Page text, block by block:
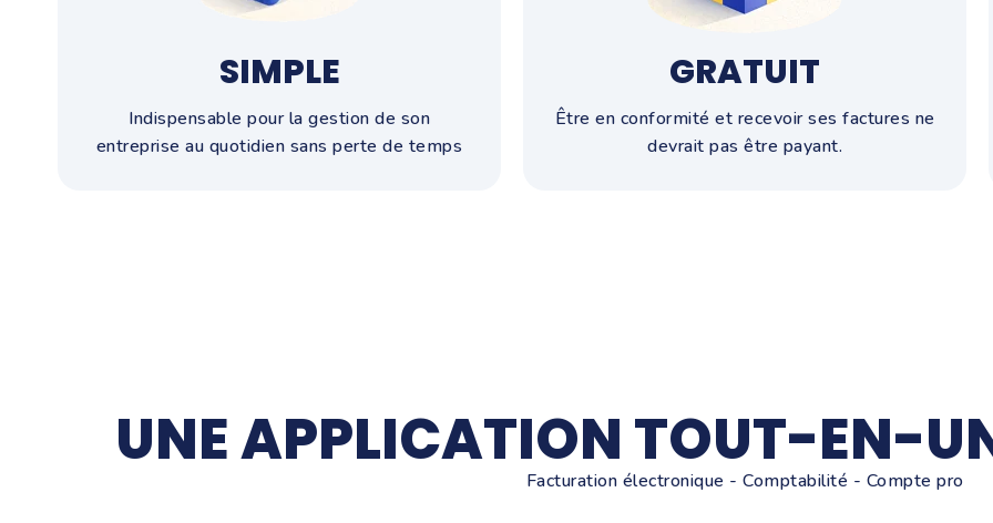
SIMPLE
Indispensable pour la gestion de son
entreprise au quotidien sans perte de temps
GRATUIT
Être en conformité et recevoir ses factures ne
devrait pas être payant.
UNE APPLICATION TOUT-EN-
Facturation électronique - Comptabilité - Compte pro